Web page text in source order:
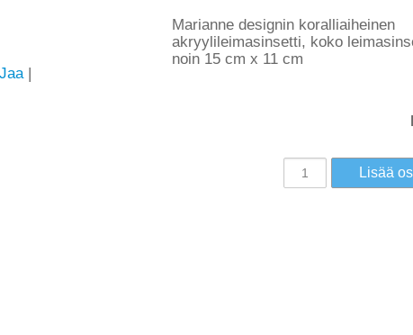
Jaa |
Marianne designin koralliaiheinen
akryylileimasinsetti, koko
noin 15 cm x 11 cm